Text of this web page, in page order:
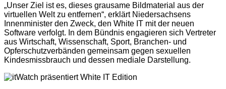
„Unser Ziel ist es, dieses grausame Bildmaterial aus der
virtuellen Welt zu entfernen“, erklärt Niedersachsens
Innenminister den Zweck, den White IT mit der neuen
Software verfolgt. In dem Bündnis engagieren sich Vertreter
aus Wirtschaft, Wissenschaft, Sport, Branchen- und
Opferschutzverbänden gemeinsam gegen sexuellen
Kindesmissbrauch und dessen mediale Darstellung.